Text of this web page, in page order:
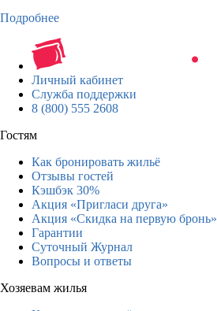
Подробнее
Личный кабинет
Служба поддержки
8 (800) 555 2608
Гостям
Как бронировать жильё
Отзывы гостей
Кэшбэк 30%
Акция «Пригласи друга»
Акция «Скидка на первую бронь»
Гарантии
Суточный Журнал
Вопросы и ответы
Хозяевам жилья